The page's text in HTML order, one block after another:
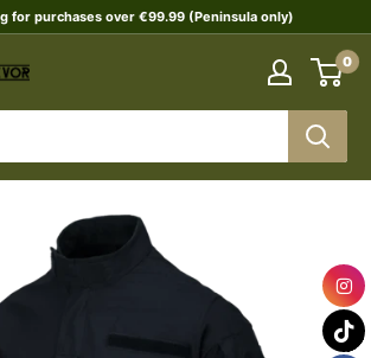
for purchases over €99.99 (Peninsula only)
0